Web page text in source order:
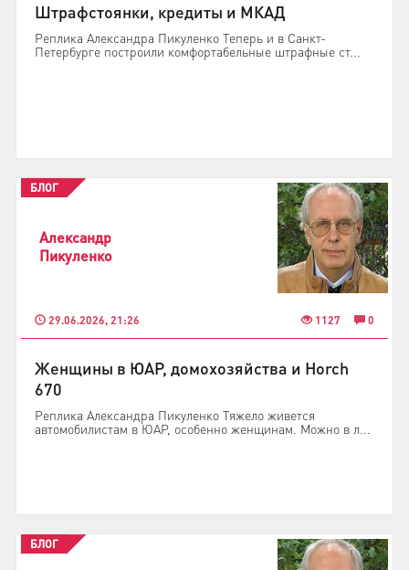
Штрафстоянки, кредиты и МКАД
Реплика Александра Пикуленко Теперь и в Санкт-
Петербурге построили комфортабельные штрафные ст...
Александр
Пикуленко
29.06.2026, 21:26 1127 0
БЛОГ
Женщины в ЮАР, домохозяйства и Horch
670
Реплика Александра Пикуленко Тяжело живется
автомобилистам в ЮАР, особенно женщинам. Можно в л...
БЛОГ